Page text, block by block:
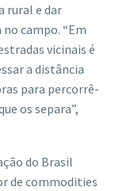
rural e dar
campo. “Em
vicinais é
a distância
para percorrê-
os separa”,
do Brasil
de commodities